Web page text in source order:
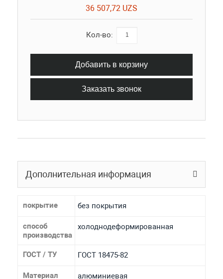
36 507,72 UZS
Кол-во:
Добавить в корзину
Заказать звонок
Дополнительная информация
покрытие без покрытия
способ
производства
холоднодеформированная
ГОСТ / ТУ ГОСТ 18475-82
Материал алюминиевая